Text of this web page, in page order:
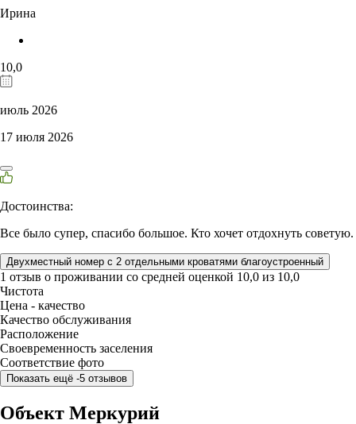
Ирина
10,0
июль 2026
17 июля 2026
Достоинства:
Все было супер, спасибо большое. Кто хочет отдохнуть советую.
Двухместный номер с 2 отдельными кроватями благоустроенный
1 отзыв о проживании со средней оценкой 10,0 из 10,0
Чистота
Цена - качество
Качество обслуживания
Расположение
Своевременность заселения
Соответствие фото
Показать ещё -5 отзывов
Объект Меркурий